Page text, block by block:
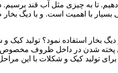
دهیم. تا به چیزی مثل آب قند
با اهمیت است. و با دیگ بخار
بخار استفاده نمود؟ تولید کیک
پخته شدن در داخل ظروف مخصوص
تولید کیک و شکلات با این مراحل